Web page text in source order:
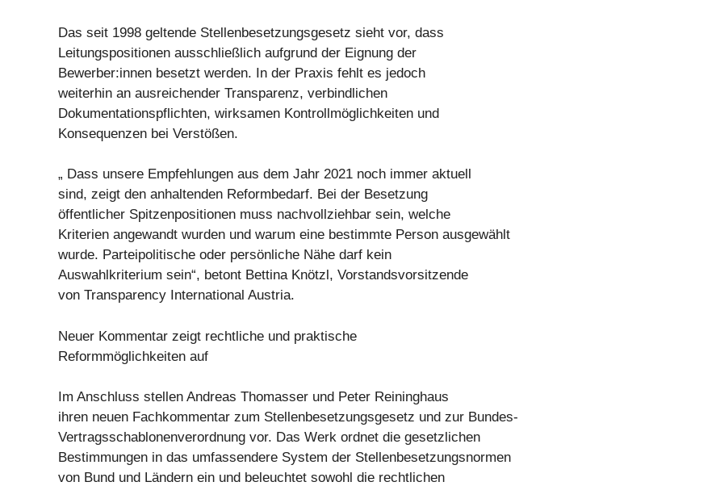
Das seit 1998 geltende Stellenbesetzungsgesetz sieht vor, dass
Leitungspositionen ausschließlich aufgrund der Eignung der
Bewerber:innen besetzt werden. In der Praxis fehlt es jedoch
weiterhin an ausreichender Transparenz, verbindlichen
Dokumentationspflichten, wirksamen Kontrollmöglichkeiten und
Konsequenzen bei Verstößen.
„ Dass unsere Empfehlungen aus dem Jahr 2021 noch immer aktuell
sind, zeigt den anhaltenden Reformbedarf. Bei der Besetzung
öffentlicher Spitzenpositionen muss nachvollziehbar sein, welche
Kriterien angewandt wurden und warum eine bestimmte Person ausgewählt
wurde. Parteipolitische oder persönliche Nähe darf kein
Auswahlkriterium sein“, betont Bettina Knötzl, Vorstandsvorsitzende
von Transparency International Austria.
Neuer Kommentar zeigt rechtliche und praktische
Reformmöglichkeiten auf
Im Anschluss stellen Andreas Thomasser und Peter Reininghaus
ihren neuen Fachkommentar zum Stellenbesetzungsgesetz und zur Bundes-
Vertragsschablonenverordnung vor. Das Werk ordnet die gesetzlichen
Bestimmungen in das umfassendere System der Stellenbesetzungsnormen
von Bund und Ländern ein und beleuchtet sowohl die rechtlichen